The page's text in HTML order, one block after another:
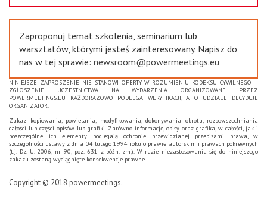
Zaproponuj temat szkolenia, seminarium lub
warsztatów, którymi jesteś zainteresowany. Napisz do
nas w tej sprawie: newsroom@powermeetings.eu
NINIEJSZE ZAPROSZENIE NIE STANOWI OFERTY W ROZUMIENIU KODEKSU CYWILNEGO –
ZGŁOSZENIE UCZESTNICTWA NA WYDARZENIA ORGANIZOWANE PRZEZ
POWERMEETINGS.EU KAŻDORAZOWO PODLEGA WERYFIKACJI, A O UDZIALE DECYDUJE
ORGANIZATOR.
Zakaz kopiowania, powielania, modyfikowania, dokonywania obrotu, rozpowszechniania
całości lub części opisów lub grafiki. Zarówno informacje, opisy oraz grafika, w całości, jak i
poszczególne ich elementy podlegają ochronie przewidzianej przepisami prawa, w
szczególności ustawy z dnia 04 lutego 1994 roku o prawie autorskim i prawach pokrewnych
(t.j. Dz. U. 2006, nr 90, poz. 631 z późn. zm.). W razie niezastosowania się do niniejszego
zakazu zostaną wyciągnięte konsekwencje prawne.
Copyright © 2018 powermeetings.